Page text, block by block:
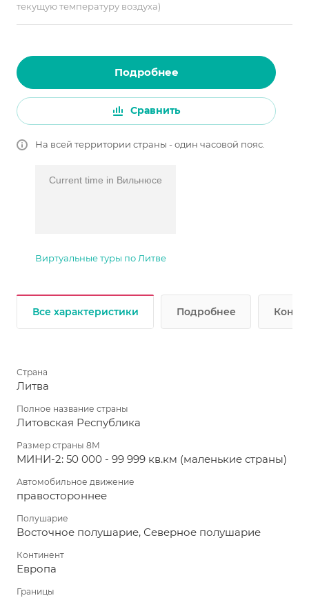
текущую температуру воздуха)
Подробнее
Сравнить
На всей территории страны - один часовой пояс.
Current time in Вильнюсе
Виртуальные туры по Литве
Все характеристики Подробнее
Страна
Литва
Полное название страны
Литовская Республика
Размер страны 8М
МИНИ-2: 50 000 - 99 999 кв.км (маленькие страны)
Автомобильное движение
правостороннее
Полушарие
Восточное полушарие, Северное полушарие
Континент
Европа
Границы